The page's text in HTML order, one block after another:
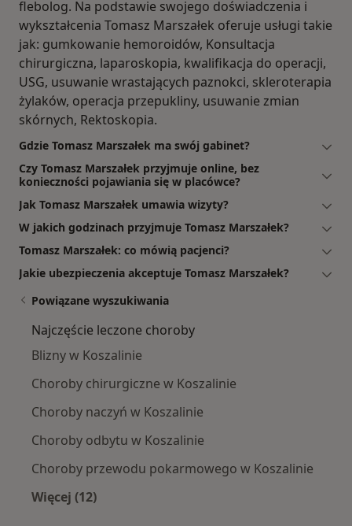
flebolog. Na podstawie swojego doświadczenia i
wykształcenia Tomasz Marszałek oferuje usługi takie
jak: gumkowanie hemoroidów, Konsultacja
chirurgiczna, laparoskopia, kwalifikacja do operacji,
USG, usuwanie wrastających paznokci, skleroterapia
żylaków, operacja przepukliny, usuwanie zmian
skórnych, Rektoskopia.
Gdzie Tomasz Marszałek ma swój gabinet?
Czy Tomasz Marszałek przyjmuje online, bez
konieczności pojawiania się w placówce?
Jak Tomasz Marszałek umawia wizyty?
W jakich godzinach przyjmuje Tomasz Marszałek?
Tomasz Marszałek: co mówią pacjenci?
Jakie ubezpieczenia akceptuje Tomasz Marszałek?
Powiązane wyszukiwania
Najczęście leczone choroby
Blizny w Koszalinie
Choroby chirurgiczne w Koszalinie
Choroby naczyń w Koszalinie
Choroby odbytu w Koszalinie
Choroby przewodu pokarmowego w Koszalinie
Więcej (12)